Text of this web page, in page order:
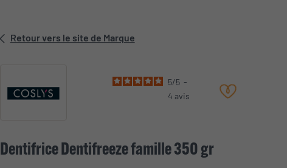
Retour vers le site de Marque
5/5 -
4 avis
Dentifrice Dentifreeze famille 350 gr